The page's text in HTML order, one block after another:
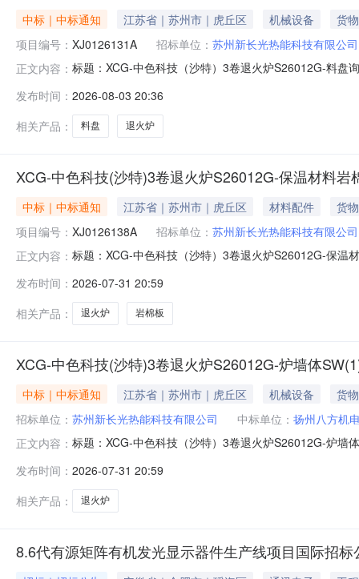
中标｜中标通知 江苏省｜苏州市｜虎丘区 机械设备
货物
项目编号： XJ0126131A 招标单位： 苏州新长光热能科技有限公司
正文内容： 标题：XCG-中色科技（沙特）3卷退火炉S26012G-料盘
发布时间： 2026-08-03 20:36
相关产品：
料盘 退火炉
XCG-中色科技(沙特)3卷退火炉S26012G-保温材料岩
中标｜中标通知 江苏省｜苏州市｜虎丘区 材料配件
货物
项目编号： XJ0126138A 招标单位： 苏州新长光热能科技有限公司
正文内容： 标题：XCG-中色科技（沙特）3卷退火炉S26012G-保温
发布时间： 2026-07-31 20:59
相关产品：
退火炉 岩棉板
XCG-中色科技(沙特)3卷退火炉S26012G-炉墙体
中标｜中标通知 江苏省｜苏州市｜虎丘区 机械设备
货物
招标单位： 苏州新长光热能科技有限公司 中标单位： 扬州八方机
正文内容： 标题：XCG-中色科技（沙特）3卷退火炉S26012G-炉墙
发布时间： 2026-07-31 20:59
相关产品：
退火炉
8.6代有源矩阵有机发光显示器件生产线项目国际招标